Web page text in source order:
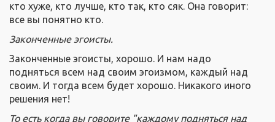
кто хуже, кто лучше, кто так, кто сяк. Она говорит:
все вы понятно кто.
Законченные эгоисты.
Законченные эгоисты, хорошо. И нам надо
подняться всем над своим эгоизмом, каждый над
своим. И тогда всем будет хорошо. Никакого иного
решения нет!
То есть когда вы говорите "каждому подняться над